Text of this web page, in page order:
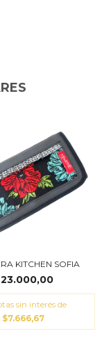
KITCHEN SOFIA
sin interés de
$7.666,67